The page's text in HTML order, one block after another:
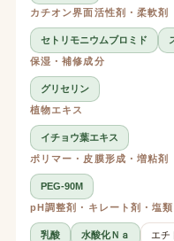
カチオン界面活性剤・柔軟剤
セトリモニウムブロミド
保湿・補修成分
グリセリン
植物エキス
イチョウ葉エキス
ポリマー・皮膜形成・増粘剤
PEG-90M
pH調整剤・キレート剤・塩類
乳酸 水酸化Ｎａ
エチ